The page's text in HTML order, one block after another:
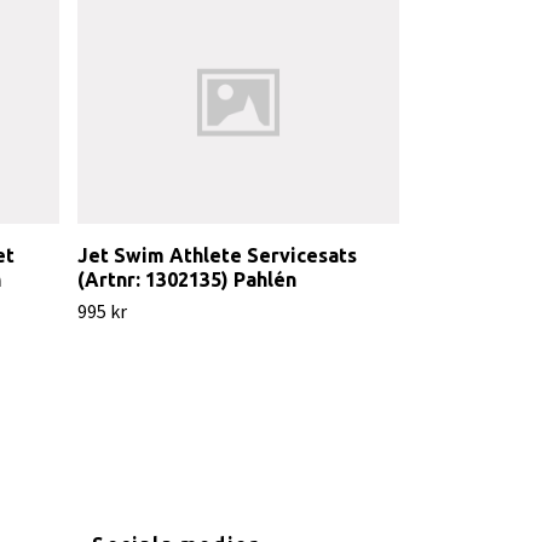
Jet Swim Athlete Servicesats
(Artnr: 1302135) Pahlén
995 kr